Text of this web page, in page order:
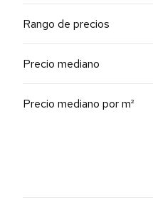
Rango de precios
Precio mediano
Precio mediano por m²